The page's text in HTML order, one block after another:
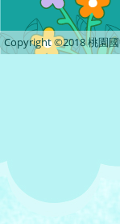
Copyright ©2018 桃園